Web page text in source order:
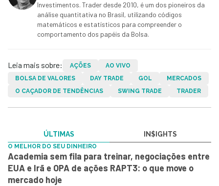
Investimentos. Trader desde 2010, é um dos pioneiros da
análise quantitativa no Brasil, utilizando códigos
matemáticos e estatísticos para compreender o
comportamento dos papéis da Bolsa.
Leia mais sobre: AÇÕES
AO VIVO
BOLSA DE VALORES
DAY TRADE GOL
MERCADOS
O CAÇADOR DE TENDÊNCIAS
SWING TRADE TRADER
ÚLTIMAS IN$IGHTS
O MELHOR DO SEU DINHEIRO
Academia sem fila para treinar, negociações entre
EUA e Irã e OPA de ações RAPT3: o que move o
mercado hoje